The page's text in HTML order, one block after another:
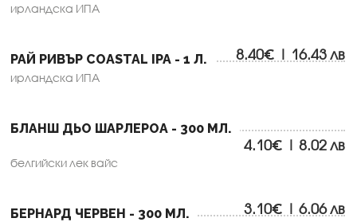
ирландска ИПА
РАЙ РИВЪР COASTAL IPA - 1 Л. 8.40€ | 16.43 лв
ирландска ИПА
БЛАНШ ДЬО ШАРЛЕРОА - 300 МЛ.
4.10€ | 8.02 лв
белгийски лек вайс
БЕРНАРД ЧЕРВЕН - 300 МЛ. 3.10€ | 6.06 лв